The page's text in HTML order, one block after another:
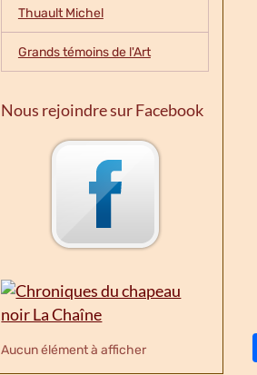
Thuault Michel
Grands témoins de l'Art
Nous rejoindre sur Facebook
Aucun élément à afficher